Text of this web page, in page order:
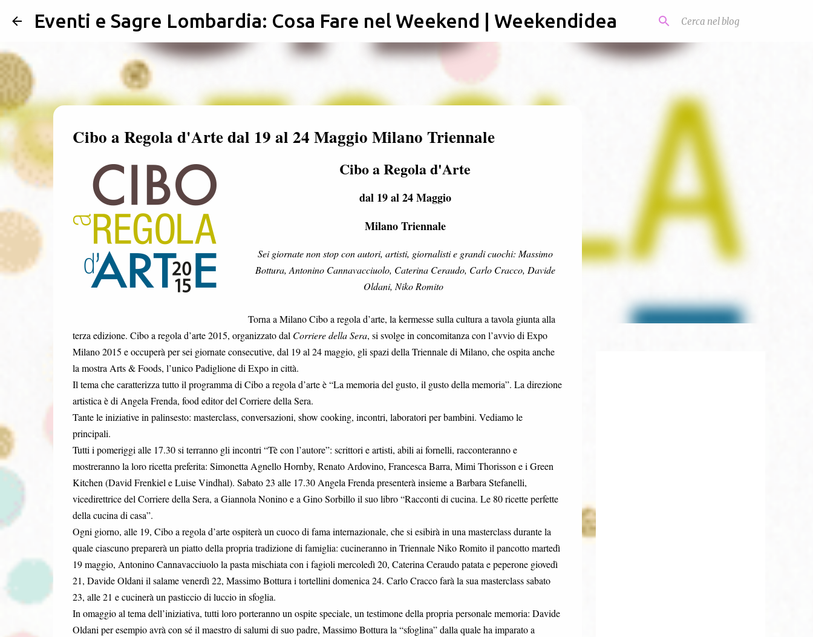
Passa ai contenuti principali
Eventi e Sagre Lombardia: Cosa Fare nel Weekend | Weekendidea
Cibo a Regola d'Arte dal 19 al 24 Maggio Milano Triennale
Cibo a Regola d'Arte
dal 19 al 24 Maggio
Milano Triennale
Sei giornate non stop con autori, artisti, giornalisti e grandi cuochi: Massimo
Bottura, Antonino Cannavacciuolo, Caterina Ceraudo, Carlo Cracco, Davide
Oldani, Niko Romito
Torna a Milano Cibo a regola d’arte, la kermesse sulla cultura a tavola giunta alla
terza edizione. Cibo a regola d’arte 2015, organizzato dal Corriere della Sera, si svolge in concomitanza con l’avvio di Expo
Milano 2015 e occuperà per sei giornate consecutive, dal 19 al 24 maggio, gli spazi della Triennale di Milano, che ospita anche
la mostra Arts & Foods, l’unico Padiglione di Expo in città.
Il tema che caratterizza tutto il programma di Cibo a regola d’arte è “La memoria del gusto, il gusto della memoria”. La direzione
artistica è di Angela Frenda, food editor del Corriere della Sera.
Tante le iniziative in palinsesto: masterclass, conversazioni, show cooking, incontri, laboratori per bambini. Vediamo le
principali.
Tutti i pomeriggi alle 17.30 si terranno gli incontri “Tè con l’autore”: scrittori e artisti, abili ai fornelli, racconteranno e
mostreranno la loro ricetta preferita: Simonetta Agnello Hornby, Renato Ardovino, Francesca Barra, Mimi Thorisson e i Green
Kitchen (David Frenkiel e Luise Vindhal). Sabato 23 alle 17.30 Angela Frenda presenterà insieme a Barbara Stefanelli,
vicedirettrice del Corriere della Sera, a Giannola Nonino e a Gino Sorbillo il suo libro “Racconti di cucina. Le 80 ricette perfette
della cucina di casa”.
Ogni giorno, alle 19, Cibo a regola d’arte ospiterà un cuoco di fama internazionale, che si esibirà in una masterclass durante la
quale ciascuno preparerà un piatto della propria tradizione di famiglia: cucineranno in Triennale Niko Romito il pancotto martedì
19 maggio, Antonino Cannavacciuolo la pasta mischiata con i fagioli mercoledì 20, Caterina Ceraudo patata e peperone giovedì
21, Davide Oldani il salame venerdì 22, Massimo Bottura i tortellini domenica 24. Carlo Cracco farà la sua masterclass sabato
23, alle 21 e cucinerà un pasticcio di luccio in sfoglia.
In omaggio al tema dell’iniziativa, tutti loro porteranno un ospite speciale, un testimone della propria personale memoria: Davide
Oldani per esempio avrà con sé il maestro di salumi di suo padre, Massimo Bottura la “sfoglina” dalla quale ha imparato a